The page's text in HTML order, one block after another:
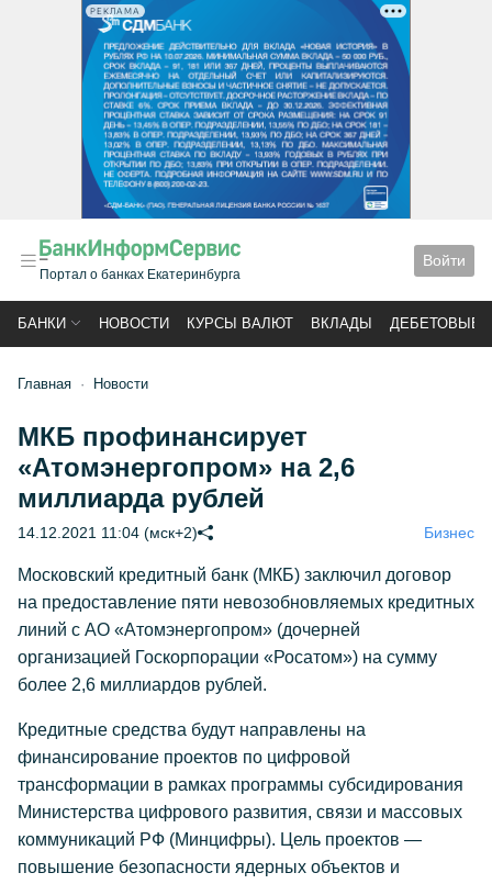
РЕКЛАМА
Портал о банках Екатеринбурга
Войти
БАНКИ НОВОСТИ КУРСЫ ВАЛЮТ ВКЛАДЫ ДЕБЕТОВЫЕ
Главная Новости
МКБ профинансирует
«Атомэнергопром» на 2,6
миллиарда рублей
14.12.2021 11:04 (мск+2) Бизнес
Московский кредитный банк (МКБ) заключил договор
на предоставление пяти невозобновляемых кредитных
линий с АО «Атомэнергопром» (дочерней
организацией Госкорпорации «Росатом») на сумму
более 2,6 миллиардов рублей.
Кредитные средства будут направлены на
финансирование проектов по цифровой
трансформации в рамках программы субсидирования
Министерства цифрового развития, связи и массовых
коммуникаций РФ (Минцифры). Цель проектов —
повышение безопасности ядерных объектов и